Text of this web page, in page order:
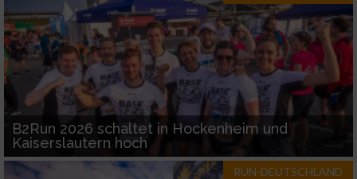
B2Run 2026 schaltet in Hockenheim und
Kaiserslautern hoch
RUN-DEUTSCHLAND